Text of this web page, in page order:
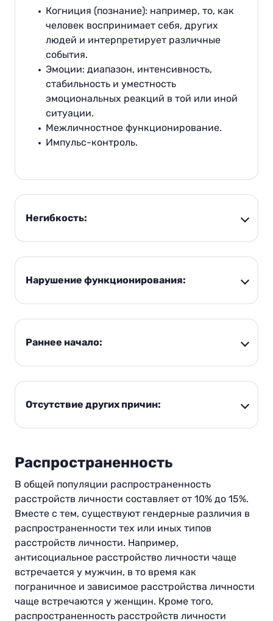
Когниция (познание): например, то, как
человек воспринимает себя, других
людей и интерпретирует различные
события.
Эмоции: диапазон, интенсивность,
стабильность и уместность
эмоциональных реакций в той или иной
ситуации.
Межличностное функционирование.
Импульс-контроль.
Негибкость:
Нарушение функционирования:
Раннее начало:
Отсутствие других причин:
Распространенность
В общей популяции распространенность
расстройств личности составляет от 10% до 15%.
Вместе с тем, существуют гендерные различия в
распространенности тех или иных типов
расстройств личности. Например,
антисоциальное расстройство личности чаще
встречается у мужчин, в то время как
пограничное и зависимое расстройства личности
чаще встречаются у женщин. Кроме того,
распространенность расстройств личности